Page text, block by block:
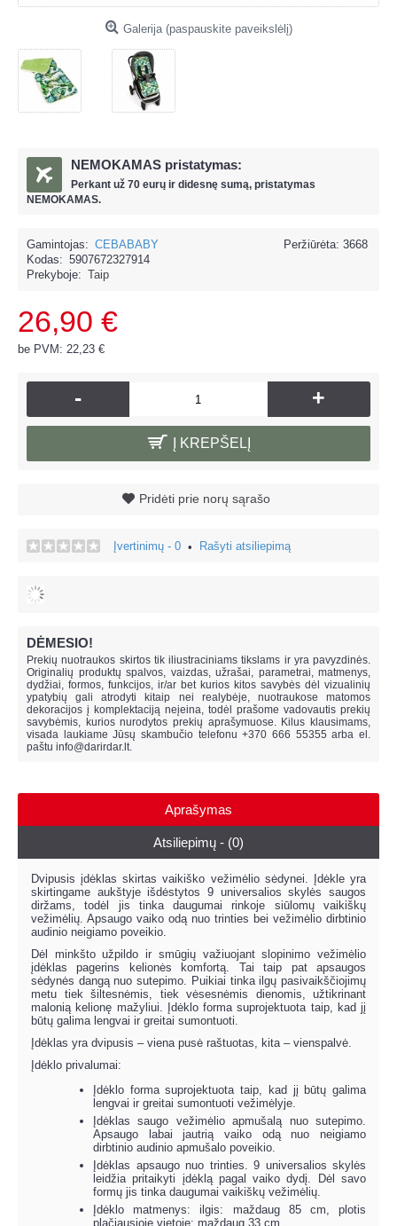
Galerija (paspauskite paveikslėlį)
NEMOKAMAS pristatymas:
Perkant už 70 eurų ir didesnę sumą, pristatymas
NEMOKAMAS.
Peržiūrėta: 3668
Gamintojas: CEBABABY
Kodas: 5907672327914
Prekyboje: Taip
26,90 €
be PVM: 22,23 €
- +
Į KREPŠELĮ
Pridėti prie norų sąrašo
Įvertinimų - 0 • Rašyti atsiliepimą
DĖMESIO!
Prekių nuotraukos skirtos tik iliustraciniams tikslams ir yra pavyzdinės.
Originalių produktų spalvos, vaizdas, užrašai, parametrai, matmenys,
dydžiai, formos, funkcijos, ir/ar bet kurios kitos savybės dėl vizualinių
ypatybių gali atrodyti kitaip nei realybėje, nuotraukose matomos
dekoracijos į komplektaciją neįeina, todėl prašome vadovautis prekių
savybėmis, kurios nurodytos prekių aprašymuose. Kilus klausimams,
visada laukiame Jūsų skambučio telefonu +370 666 55355 arba el.
paštu info@darirdar.lt.
Aprašymas
Atsiliepimų - (0)
Dvipusis įdėklas skirtas vaikiško vežimėlio sėdynei. Įdėkle yra
skirtingame aukštyje išdėstytos 9 universalios skylės saugos
diržams, todėl jis tinka daugumai rinkoje siūlomų vaikiškų
vežimėlių. Apsaugo vaiko odą nuo trinties bei vežimėlio dirbtinio
audinio neigiamo poveikio.
Dėl minkšto užpildo ir smūgių važiuojant slopinimo vežimėlio
įdėklas pagerins kelionės komfortą. Tai taip pat apsaugos
sėdynės dangą nuo sutepimo. Puikiai tinka ilgų pasivaikščiojimų
metu tiek šiltesnėmis, tiek vėsesnėmis dienomis, užtikrinant
malonią kelionę mažyliui. Įdėklo forma suprojektuota taip, kad jį
būtų galima lengvai ir greitai sumontuoti.
Įdėklas yra dvipusis – viena pusė raštuotas, kita – vienspalvė.
Įdėklo privalumai:
Įdėklo forma suprojektuota taip, kad jį būtų galima
lengvai ir greitai sumontuoti vežimėlyje.
Įdėklas saugo vežimėlio apmušalą nuo sutepimo.
Apsaugo labai jautrią vaiko odą nuo neigiamo
dirbtinio audinio apmušalo poveikio.
Įdėklas apsaugo nuo trinties. 9 universalios skylės
leidžia pritaikyti įdėklą pagal vaiko dydį. Dėl savo
formų jis tinka daugumai vaikiškų vežimėlių.
Įdėklo matmenys: ilgis: maždaug 85 cm, plotis
plačiausioje vietoje: maždaug 33 cm.